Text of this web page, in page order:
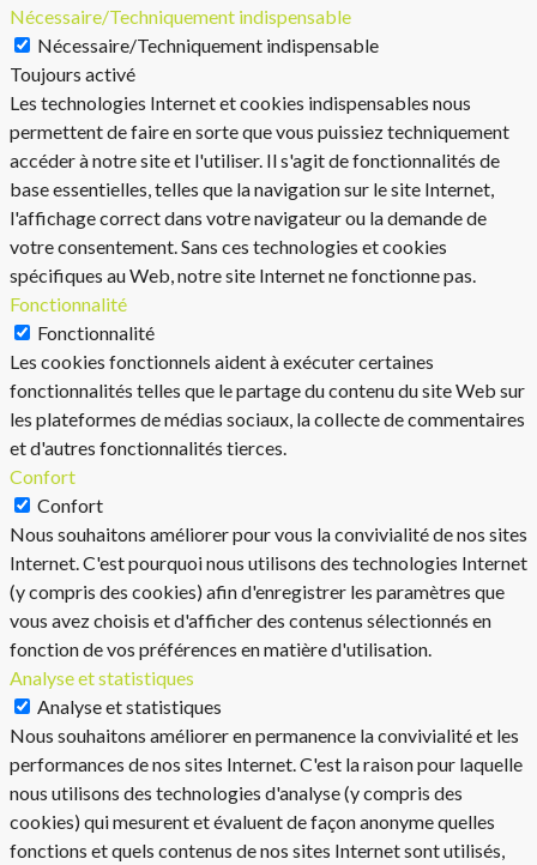
Nécessaire/Techniquement indispensable
Nécessaire/Techniquement indispensable
Toujours activé
Les technologies Internet et cookies indispensables nous
permettent de faire en sorte que vous puissiez techniquement
accéder à notre site et l'utiliser. Il s'agit de fonctionnalités de
base essentielles, telles que la navigation sur le site Internet,
l'affichage correct dans votre navigateur ou la demande de
votre consentement. Sans ces technologies et cookies
spécifiques au Web, notre site Internet ne fonctionne pas.
Fonctionnalité
Fonctionnalité
Les cookies fonctionnels aident à exécuter certaines
fonctionnalités telles que le partage du contenu du site Web sur
les plateformes de médias sociaux, la collecte de commentaires
et d'autres fonctionnalités tierces.
Confort
Confort
Nous souhaitons améliorer pour vous la convivialité de nos sites
Internet. C'est pourquoi nous utilisons des technologies Internet
(y compris des cookies) afin d'enregistrer les paramètres que
vous avez choisis et d'afficher des contenus sélectionnés en
fonction de vos préférences en matière d'utilisation.
Analyse et statistiques
Analyse et statistiques
Nous souhaitons améliorer en permanence la convivialité et les
performances de nos sites Internet. C'est la raison pour laquelle
nous utilisons des technologies d'analyse (y compris des
cookies) qui mesurent et évaluent de façon anonyme quelles
fonctions et quels contenus de nos sites Internet sont utilisés,